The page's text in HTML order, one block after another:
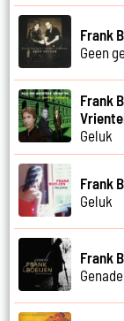
Frank
Geen
Frank
Geluk
Frank
Geluk
Frank
Genade